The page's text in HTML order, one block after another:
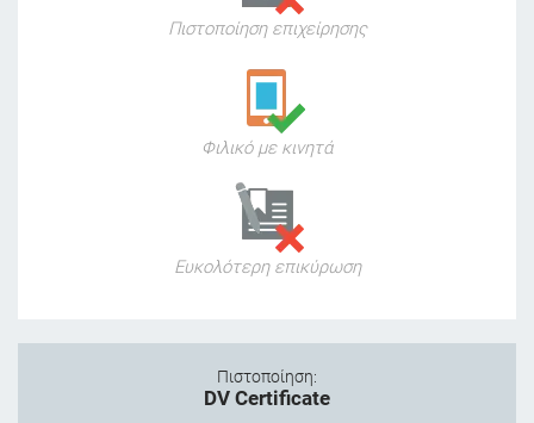
Πιστοποίηση επιχείρησης
Φιλικό με κινητά
Ευκολότερη επικύρωση
Πιστοποίηση:
DV Certificate